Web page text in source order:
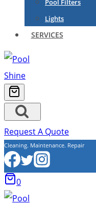
Pool Filters
Lights
SERVICES
Request A Quote
Cleaning. Maintenance. Repair
0